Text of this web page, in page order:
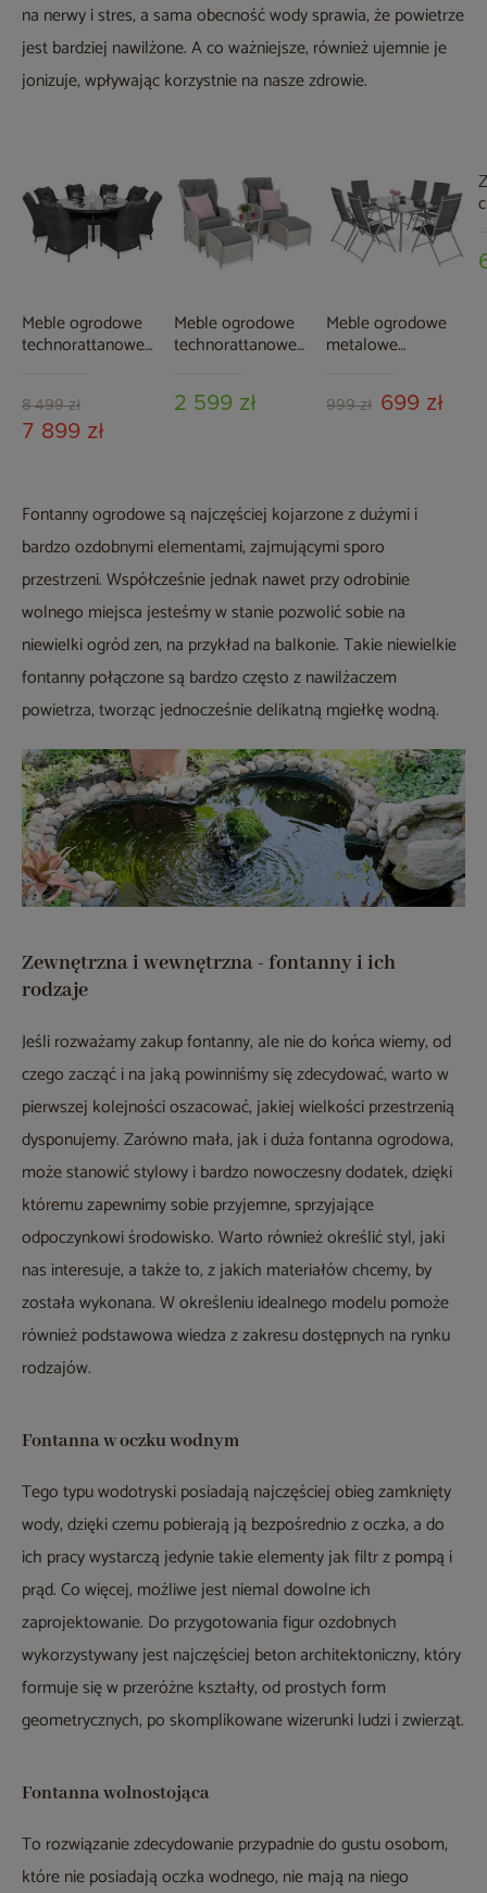
na nerwy i stres, a sama obecność wody sprawia, że powietrze
jest bardziej nawilżone. A co ważniejsze, również ujemnie je
jonizuje, wpływając korzystnie na nasze zdrowie.
Meble ogrodowe
technorattanowe
Grey / Grey
Melange 8+1
8 499 zł
7 899 zł
Meble ogrodowe
technorattanowe
2 599 zł
Meble ogrodowe
metalowe
Silver / Grey 6+1
999 zł 699 zł
Fontanny ogrodowe są najczęściej kojarzone z dużymi i
bardzo ozdobnymi elementami, zajmującymi sporo
przestrzeni. Współcześnie jednak nawet przy odrobinie
wolnego miejsca jesteśmy w stanie pozwolić sobie na
niewielki ogród zen, na przykład na balkonie. Takie niewielkie
fontanny połączone są bardzo często z nawilżaczem
powietrza, tworząc jednocześnie delikatną mgiełkę wodną.
Zewnętrzna i wewnętrzna - fontanny i ich
rodzaje
Jeśli rozważamy zakup fontanny, ale nie do końca wiemy, od
czego zacząć i na jaką powinniśmy się zdecydować, warto w
pierwszej kolejności oszacować, jakiej wielkości przestrzenią
dysponujemy. Zarówno mała, jak i duża fontanna ogrodowa,
może stanowić stylowy i bardzo nowoczesny dodatek, dzięki
któremu zapewnimy sobie przyjemne, sprzyjające
odpoczynkowi środowisko. Warto również określić styl, jaki
nas interesuje, a także to, z jakich materiałów chcemy, by
została wykonana. W określeniu idealnego modelu pomoże
również podstawowa wiedza z zakresu dostępnych na rynku
rodzajów.
Fontanna w oczku wodnym
Tego typu wodotryski posiadają najczęściej obieg zamknięty
wody, dzięki czemu pobierają ją bezpośrednio z oczka, a do
ich pracy wystarczą jedynie takie elementy jak filtr z pompą i
prąd. Co więcej, możliwe jest niemal dowolne ich
zaprojektowanie. Do przygotowania figur ozdobnych
wykorzystywany jest najczęściej beton architektoniczny, który
formuje się w przeróżne kształty, od prostych form
geometrycznych, po skomplikowane wizerunki ludzi i zwierząt.
Fontanna wolnostojąca
To rozwiązanie zdecydowanie przypadnie do gustu osobom,
które nie posiadają oczka wodnego, nie mają na niego